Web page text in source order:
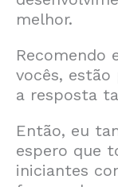
melhor.
Recomendo
vocês, estão
a resposta
Então, eu
espero que
iniciantes